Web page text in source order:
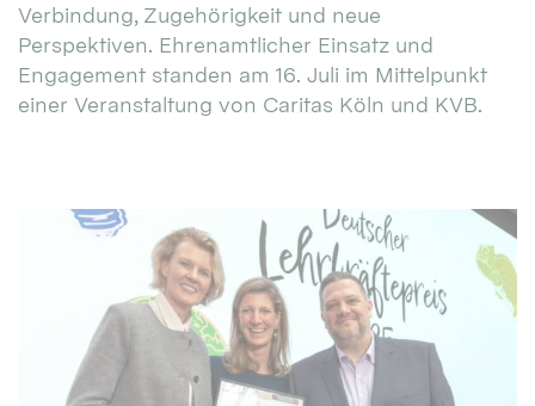
Verbindung, Zugehörigkeit und neue
Perspektiven. Ehrenamtlicher Einsatz und
Engagement standen am 16. Juli im Mittelpunkt
einer Veranstaltung von Caritas Köln und KVB.